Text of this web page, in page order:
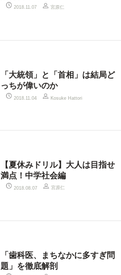
2018.11.07 宮原仁
「大統領」と「首相」は結局ど
っちが偉いのか
2018.11.04 Kosuke Hattori
【夏休みドリル】大人は目指せ
満点！中学社会編
2018.08.07 宮原仁
「歯科医、まちなかに多すぎ問
題」を徹底解剖